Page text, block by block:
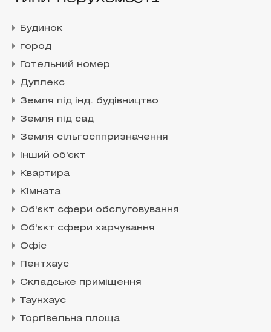
Будинок
город
Готельний номер
Дуплекс
Земля під інд. будівництво
Земля під сад
Земля сільгосппризначення
Інший об'єкт
Квартира
Кімната
Об'єкт сфери обслуговування
Об'єкт сфери харчування
Офіс
Пентхаус
Складське приміщення
Таунхаус
Торгівельна площа